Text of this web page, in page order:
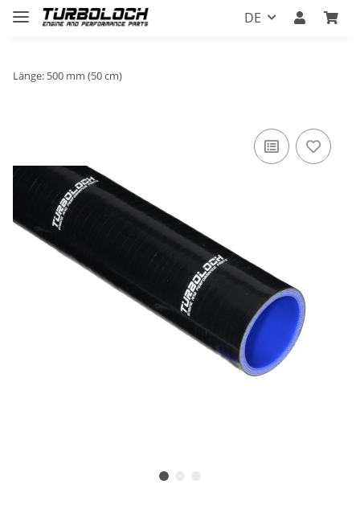
DE
Länge: 500 mm (50 cm)